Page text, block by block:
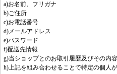
a)お名前、フリガナ
b)ご住所
c)お電話番号
d)メールアドレス
e)パスワード
f)配送先情報
g)当ショップとのお取引履歴及びその内容
h)上記を組み合わせることで特定の個人